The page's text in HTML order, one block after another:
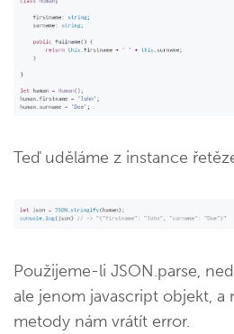
Teď uděláme z instance
Použijeme-li JSON.parse,
ale jenom javascript objekt, a
metody nám vrátít error.